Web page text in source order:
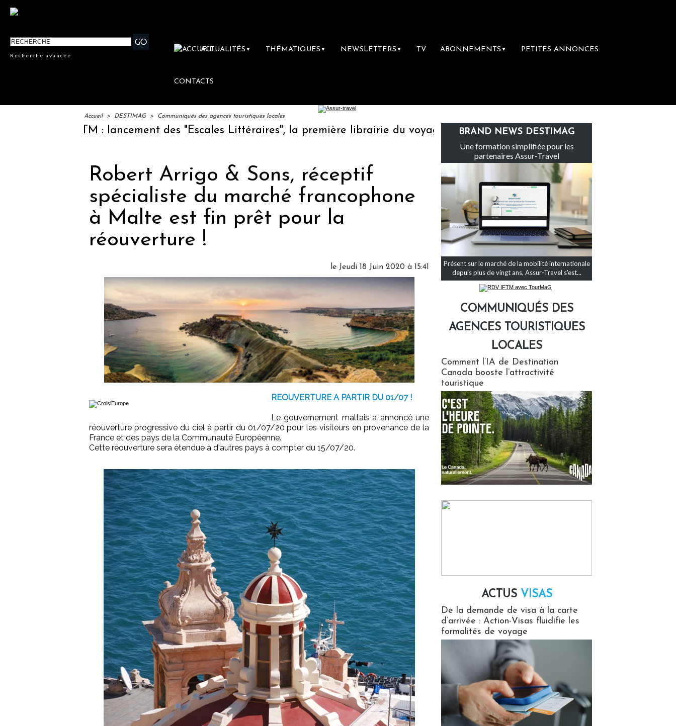
Recherche avancée
ACTUALITÉS ▼ THÉMATIQUES ▼ NEWSLETTERS ▼ TV ABONNEMENTS ▼ PETITES ANNONCES
CONTACTS
Accueil > DESTIMAG > Communiqués des agences touristiques locales
IFTM : lancement des "Escales Littéraires", la première librairie du voyage Le groupe Sainte-Claire rachète Eden Tour
Robert Arrigo & Sons, réceptif
spécialiste du marché francophone
à Malte est fin prêt pour la
réouverture !
le Jeudi 18 Juin 2020 à 15:41
REOUVERTURE A PARTIR DU 01/07 !
Le gouvernement maltais a annoncé une
réouverture progressive du ciel à partir du 01/07/20 pour les visiteurs en provenance de la
France et des pays de la Communauté Européenne.
Cette réouverture sera étendue à d'autres pays à compter du 15/07/20.
BRAND NEWS DESTIMAG
Une formation simplifiée pour les
partenaires Assur-Travel
Présent sur le marché de la mobilité internationale
depuis plus de vingt ans, Assur-Travel s'est...
COMMUNIQUÉS DES
AGENCES TOURISTIQUES
LOCALES
Comment l’IA de Destination
Canada booste l’attractivité
touristique
ACTUS VISAS
De la demande de visa à la carte
d’arrivée : Action-Visas fluidifie les
formalités de voyage